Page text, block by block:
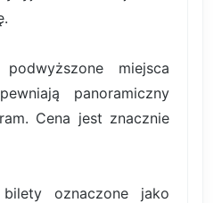
miejsca
panoramiczny
Cena jest znacznie
oznaczone jako